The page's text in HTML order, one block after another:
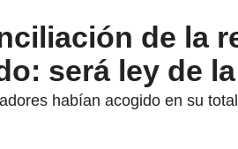
de la
será ley de
habían acogido en su